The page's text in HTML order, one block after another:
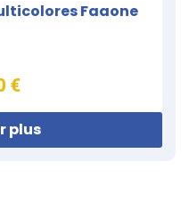
Faaone
€
plus